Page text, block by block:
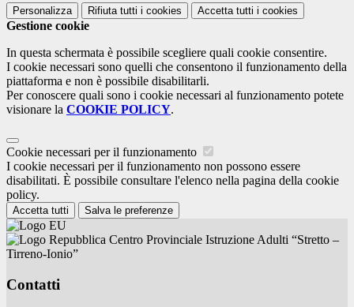
Personalizza Rifiuta tutti i cookies Accetta tutti i cookies
Gestione cookie
In questa schermata è possibile scegliere quali cookie consentire.
I cookie necessari sono quelli che consentono il funzionamento della
piattaforma e non è possibile disabilitarli.
Per conoscere quali sono i cookie necessari al funzionamento potete
visionare la COOKIE POLICY.
Cookie necessari per il funzionamento
I cookie necessari per il funzionamento non possono essere
disabilitati. È possibile consultare l'elenco nella pagina della cookie
policy.
Accetta tutti Salva le preferenze
Centro Provinciale Istruzione Adulti “Stretto –
Tirreno-Ionio”
Contatti